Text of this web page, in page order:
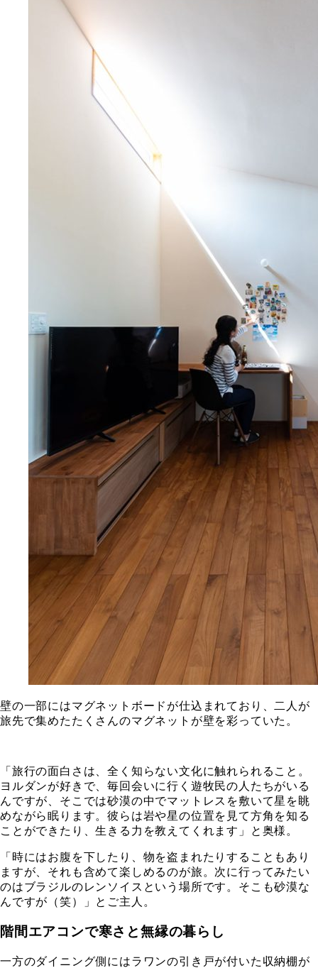
壁の一部にはマグネットボードが仕込まれており、二人が
旅先で集めたたくさんのマグネットが壁を彩っていた。
「旅行の面白さは、全く知らない文化に触れられること。
ヨルダンが好きで、毎回会いに行く遊牧民の人たちがいる
んですが、そこでは砂漠の中でマットレスを敷いて星を眺
めながら眠ります。彼らは岩や星の位置を見て方角を知る
ことができたり、生きる力を教えてくれます」と奥様。
「時にはお腹を下したり、物を盗まれたりすることもあり
ますが、それも含めて楽しめるのが旅。次に行ってみたい
のはブラジルのレンソイスという場所です。そこも砂漠な
んですが（笑）」とご主人。
階間エアコンで寒さと無縁の暮らし
一方のダイニング側にはラワンの引き戸が付いた収納棚が